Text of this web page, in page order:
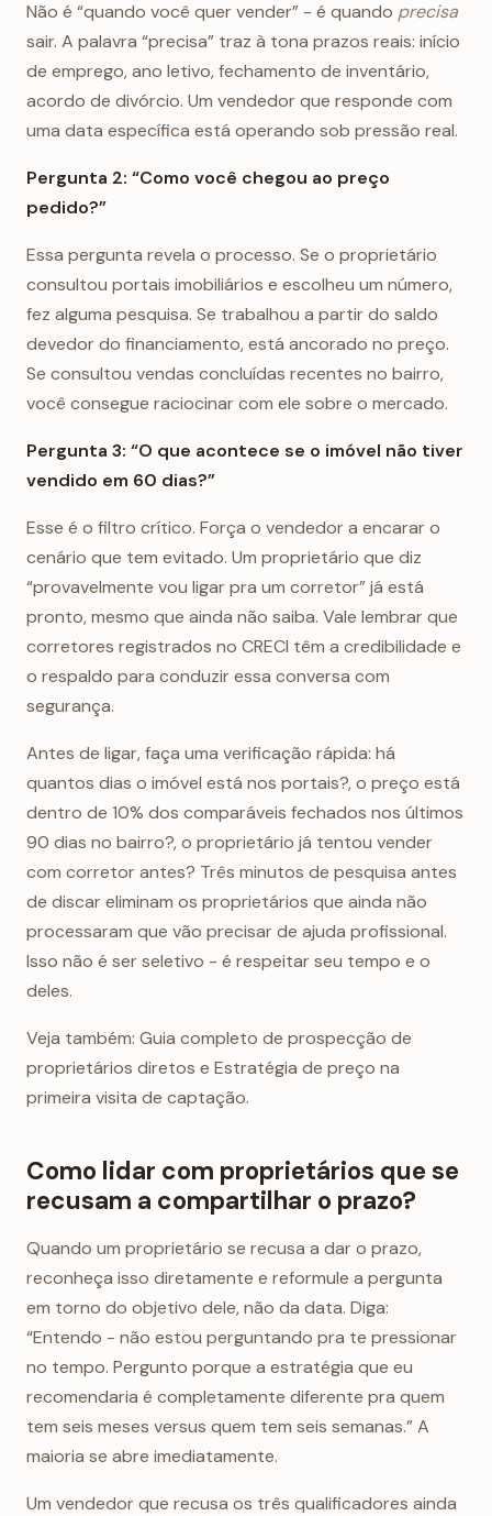
Não é “quando você quer vender” - é quando precisa
sair. A palavra “precisa” traz à tona prazos reais: início
de emprego, ano letivo, fechamento de inventário,
acordo de divórcio. Um vendedor que responde com
uma data específica está operando sob pressão real.
Pergunta 2: “Como você chegou ao preço
pedido?”
Essa pergunta revela o processo. Se o proprietário
consultou portais imobiliários e escolheu um número,
fez alguma pesquisa. Se trabalhou a partir do saldo
devedor do financiamento, está ancorado no preço.
Se consultou vendas concluídas recentes no bairro,
você consegue raciocinar com ele sobre o mercado.
Pergunta 3: “O que acontece se o imóvel não tiver
vendido em 60 dias?”
Esse é o filtro crítico. Força o vendedor a encarar o
cenário que tem evitado. Um proprietário que diz
“provavelmente vou ligar pra um corretor” já está
pronto, mesmo que ainda não saiba. Vale lembrar que
corretores registrados no CRECI têm a credibilidade e
o respaldo para conduzir essa conversa com
segurança.
Antes de ligar, faça uma verificação rápida: há
quantos dias o imóvel está nos portais?, o preço está
dentro de 10% dos comparáveis fechados nos últimos
90 dias no bairro?, o proprietário já tentou vender
com corretor antes? Três minutos de pesquisa antes
de discar eliminam os proprietários que ainda não
processaram que vão precisar de ajuda profissional.
Isso não é ser seletivo - é respeitar seu tempo e o
deles.
Veja também: Guia completo de prospecção de
proprietários diretos e Estratégia de preço na
primeira visita de captação.
Como lidar com proprietários que se
recusam a compartilhar o prazo?
Quando um proprietário se recusa a dar o prazo,
reconheça isso diretamente e reformule a pergunta
em torno do objetivo dele, não da data. Diga:
“Entendo - não estou perguntando pra te pressionar
no tempo. Pergunto porque a estratégia que eu
recomendaria é completamente diferente pra quem
tem seis meses versus quem tem seis semanas.” A
maioria se abre imediatamente.
Um vendedor que recusa os três qualificadores ainda